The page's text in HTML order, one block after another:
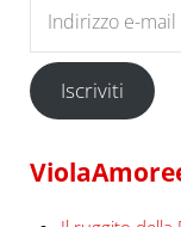
Iscriviti